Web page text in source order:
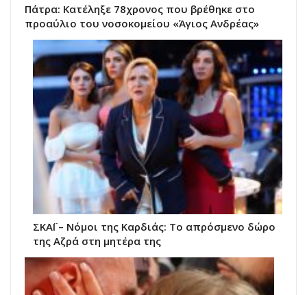
Πάτρα: Κατέληξε 78χρονος που βρέθηκε στο
προαύλιο του νοσοκομείου «Άγιος Ανδρέας»
ΣΚΑΪ – Νόμοι της Καρδιάς: Το απρόσμενο δώρο
της Αζρά στη μητέρα της